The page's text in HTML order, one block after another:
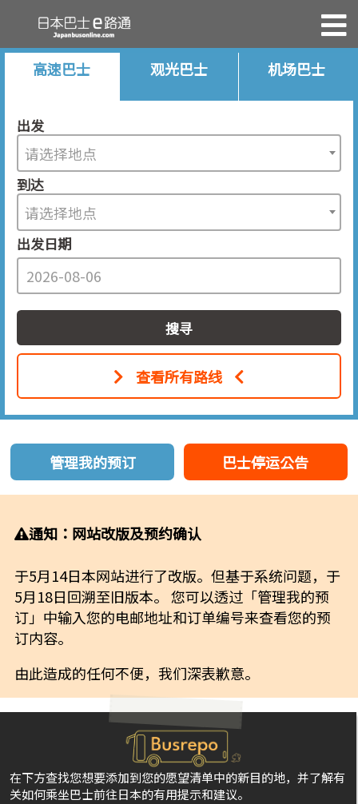
高速巴士 观光巴士 机场巴士
出发
请选择地点
到达
请选择地点
出发日期
搜寻
查看所有路线
管理我的预订 巴士停运公告
通知：网站改版及预约确认
于5月14日本网站进行了改版。但基于系统问题，于
5月18日回溯至旧版本。 您可以透过「管理我的预
订」中输入您的电邮地址和订单编号来查看您的预
订内容。
由此造成的任何不便，我们深表歉意。
在下方查找您想要添加到您的愿望清单中的新目的地，并了解有
关如何乘坐巴士前往日本的有用提示和建议。